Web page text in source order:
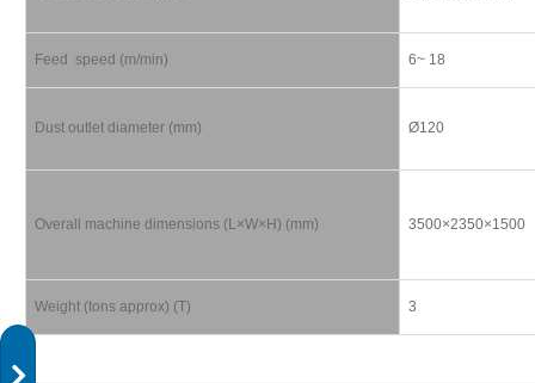
Feed speed (m/min) 6~ 18
Dust outlet diameter (mm) Ø120
Overall machine dimensions (L×W× H) (mm) 3500×2350×1500
Weight (tons approx) (T) 3